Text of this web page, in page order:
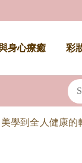
身心療癒 彩
學到全人健康的